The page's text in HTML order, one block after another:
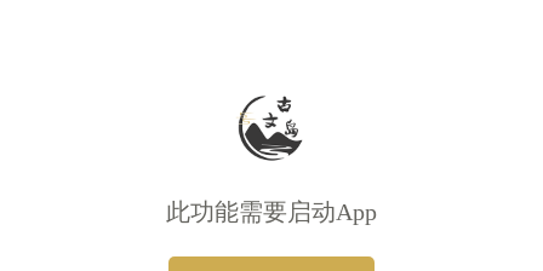
此功能需要启动App